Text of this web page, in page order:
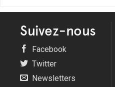
Suivez-nous
Facebook
Twitter
Newsletters